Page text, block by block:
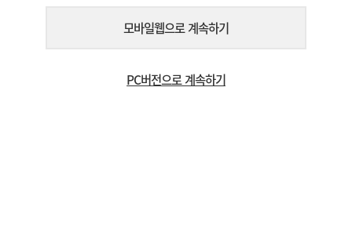
모바일웹으로 계속하기
PC버전으로 계속하기